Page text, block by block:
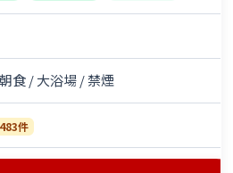
食 / 大浴場 / 禁煙
483件